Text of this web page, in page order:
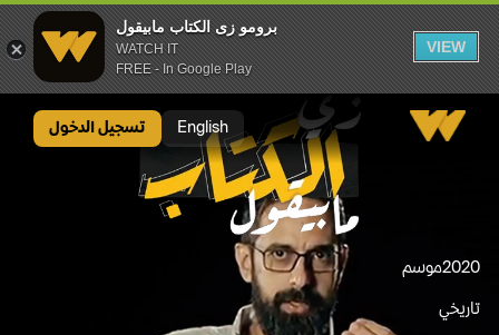
برومو زى الكتاب مابيقول
WATCH IT
FREE - In Google Play
VIEW
English تسجيل الدخول
2020موسم
تاريخي